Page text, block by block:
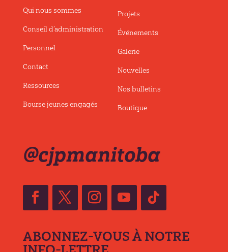
Qui nous sommes
Conseil d’administration
Personnel
Contact
Ressources
Bourse jeunes engagés
Projets
Événements
Galerie
Nouvelles
Nos bulletins
Boutique
@cjpmanitoba
ABONNEZ-VOUS À NOTRE